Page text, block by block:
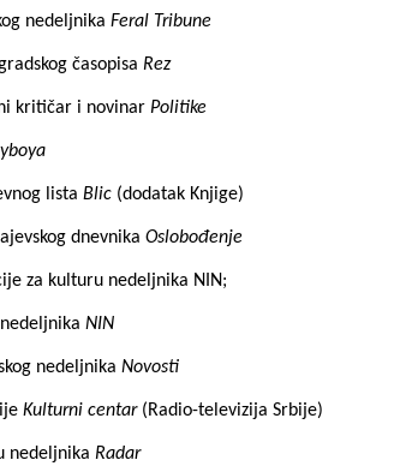
nedeljnika Feral Tribune
časopisa Rez
kritičar i novinar Politike
lista Blic (dodatak Knjige)
dnevnika Oslobođenje
za kulturu nedeljnika NIN;
NIN
nedeljnika Novosti
Kulturni centar(Radio-televizija Srbije)
nedeljnika Radar